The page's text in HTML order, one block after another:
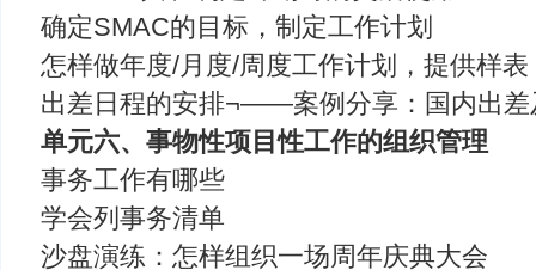
确定SMAC的目标，制定工作计划
怎样做年度/月度/周度工作计划，提供样表
出差日程的安排¬——案例分享：国内出差
单元六、事物性项目性工作的组织管理
事务工作有哪些
学会列事务清单
沙盘演练：怎样组织一场周年庆典大会